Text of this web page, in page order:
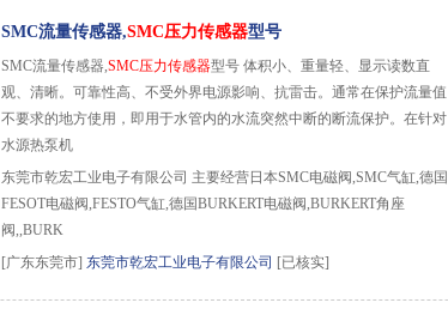
SMC流量传感器,SMC压力传感器型号
SMC流量传感器,SMC压力传感器型号 体积小、重量轻、显示读数直
观、清晰。可靠性高、不受外界电源影响、抗雷击。通常在保护流量值
不要求的地方使用，即用于水管内的水流突然中断的断流保护。在针对
水源热泵机
东莞市乾宏工业电子有限公司 主要经营日本SMC电磁阀,SMC气缸,德国
FESOT电磁阀,FESTO气缸,德国BURKERT电磁阀,BURKERT角座
阀,,BURK
[广东东莞市] 东莞市乾宏工业电子有限公司 [已核实]